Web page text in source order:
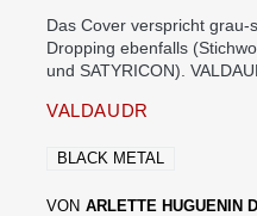
Das Cover verspricht grau-
Dropping ebenfalls
und SATYRICON).
VALDAUDR
BLACK METAL
VON ARLETTE HUGUENIN